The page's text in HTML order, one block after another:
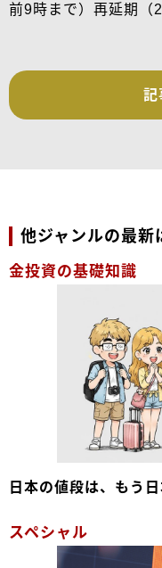
前9時まで）再延期（
記
他ジャンルの最新
金投資の基礎知識
日本の値段は、もう
スペシャル